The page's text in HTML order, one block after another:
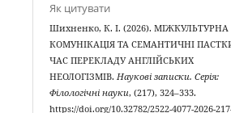
Як цитувати
Шихненко, К. І. (2026). МІЖКУЛЬТУРНА
КОМУНІКАЦІЯ ТА СЕМАНТИЧНІ
ЧАС ПЕРЕКЛАДУ АНГЛІЙСЬКИХ
НЕОЛОГІЗМІВ.Наукові записки. Серія:
Філологічні науки, (217), 324–333.
https://doi.org/10.32782/2522-4077-2026-